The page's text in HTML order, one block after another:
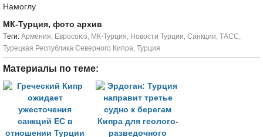
Намоглу
МК-Турция, фото архив
Tеги: Армения, Евросоюз, МК-Турция, Новости Турции, Санкции, ТАСС,
Турецкая Республика Северного Кипра, Турция
Материалы по теме: